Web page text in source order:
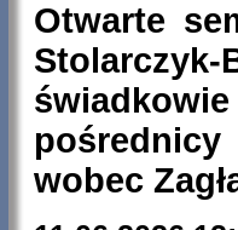
Otwarte
wobec